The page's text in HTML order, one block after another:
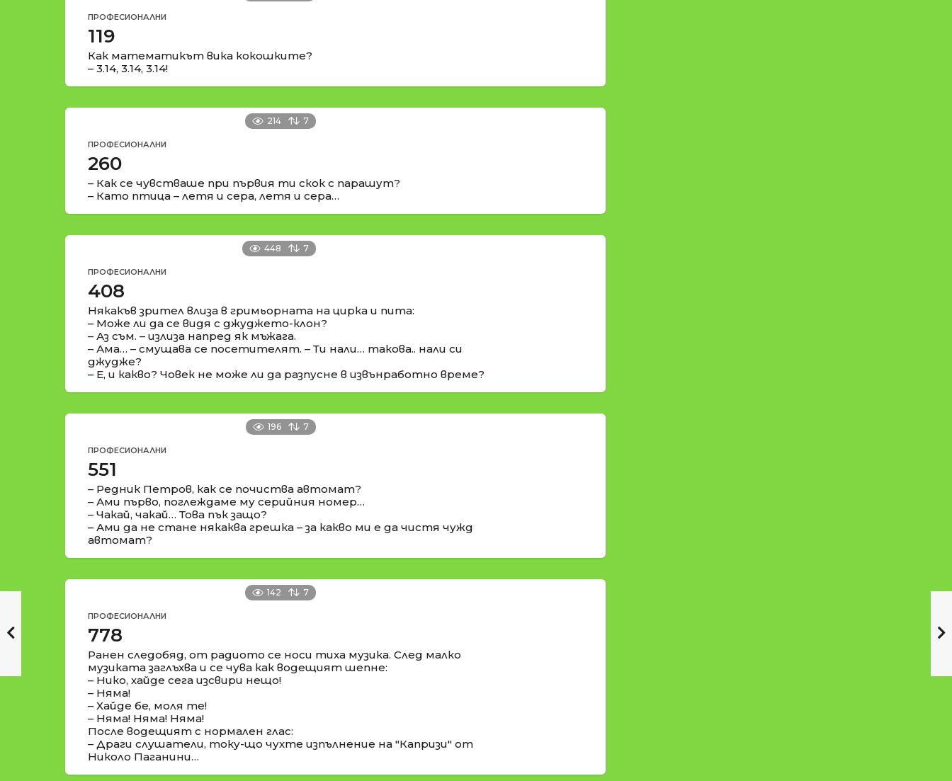
ПРОФЕСИОНАЛНИ
119
Как математикът вика кокошките?
– 3.14, 3.14, 3.14!
214 7
ПРОФЕСИОНАЛНИ
260
– Как се чувстваше при първия ти скок с парашут?
– Като птица – летя и сера, летя и сера…
448 7
ПРОФЕСИОНАЛНИ
408
Някакъв зрител влиза в гримьорната на цирка и пита:
– Може ли да се видя с джуджето-клон?
– Аз съм. – излиза напред як мъжага.
– Ама… – смущава се посетителят. – Ти нали… такова.. нали си
джудже?
– Е, и какво? Човек не може ли да разпусне в извънработно време?
196 7
ПРОФЕСИОНАЛНИ
551
– Редник Петров, как се почиства автомат?
– Ами първо, поглеждаме му серийния номер…
– Чакай, чакай… Това пък защо?
– Ами да не стане някаква грешка – за какво ми е да чистя чужд
автомат?
142 7
ПРОФЕСИОНАЛНИ
778
Ранен следобяд, от радиото се носи тиха музика. След малко
музиката заглъхва и се чува как водещият шепне:
– Нико, хайде сега изсвири нещо!
– Няма!
– Хайде бе, моля те!
– Няма! Няма! Няма!
После водещият с нормален глас:
– Драги слушатели, току-що чухте изпълнение на "Капризи" от
Николо Паганини…